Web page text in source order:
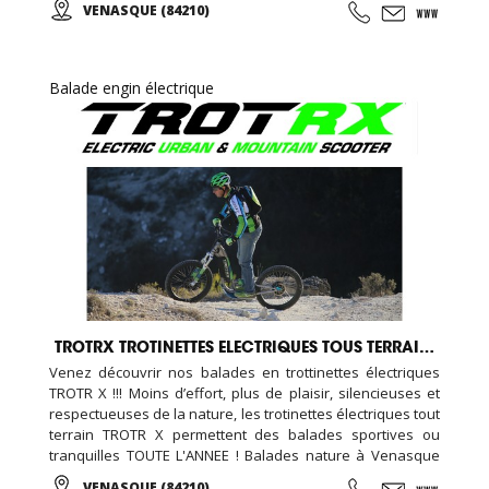
VENASQUE (84210)
Balade engin électrique
TROTRX TROTINETTES ELECTRIQUES TOUS TERRAINS
Venez découvrir nos balades en trottinettes électriques
TROTR X !!! Moins d’effort, plus de plaisir, silencieuses et
respectueuses de la nature, les trotinettes électriques tout
terrain TROTR X permettent des balades sportives ou
tranquilles TOUTE L'ANNEE ! Balades nature à Venasque
dans le Vaucluse ! La gamme de trottinette électrique E-